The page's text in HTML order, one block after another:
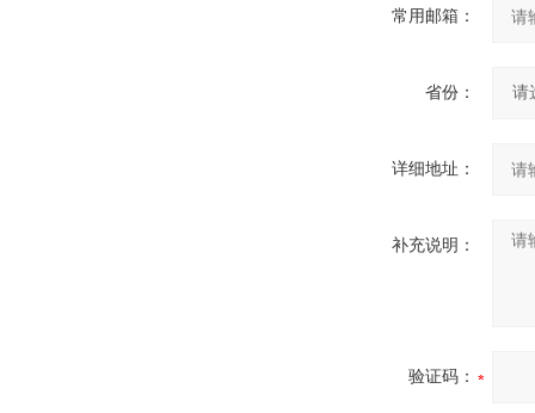
常用邮箱：
省份：
详细地址：
补充说明：
验证码：